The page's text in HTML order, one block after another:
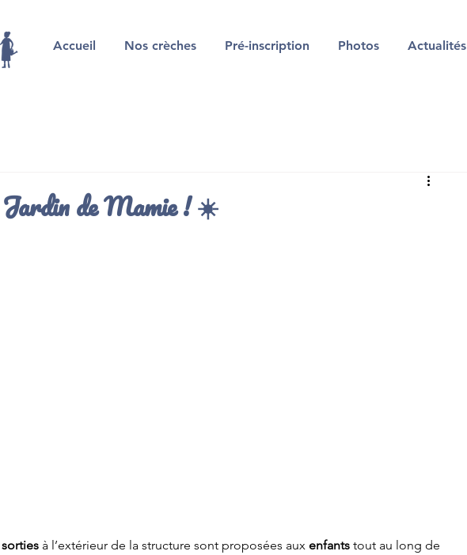
Accueil Nos crèches Pré-inscription Photos Actualités
de Mamie ! ☀️
sorties à l’extérieur de la structure sont proposées aux enfants tout au long de